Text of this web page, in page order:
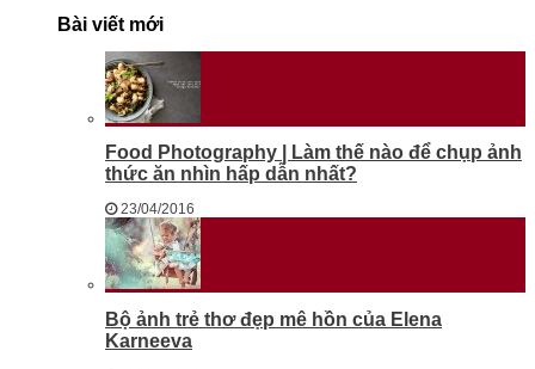
Bài viết mới
Food Photography | Làm thế nào để chụp ảnh
thức ăn nhìn hấp dẫn nhất?
23/04/2016
Bộ ảnh trẻ thơ đẹp mê hồn của Elena
Karneeva